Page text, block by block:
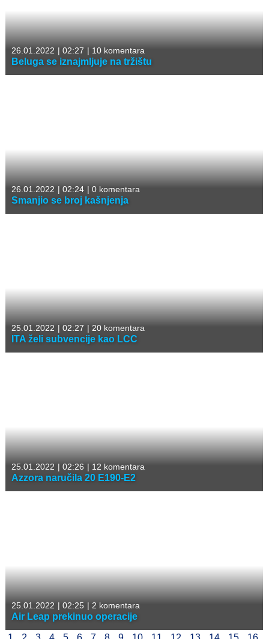
26.01.2022 | 02:27 | 10 komentara
Beluga se iznajmljuje na tržištu
26.01.2022 | 02:24 | 0 komentara
Smanjio se broj kašnjenja
25.01.2022 | 02:27 | 20 komentara
ITA želi subvencije kao LCC
25.01.2022 | 02:26 | 12 komentara
Azzora naručila 20 E190-E2
25.01.2022 | 02:25 | 2 komentara
Air Leap prekinuo operacije